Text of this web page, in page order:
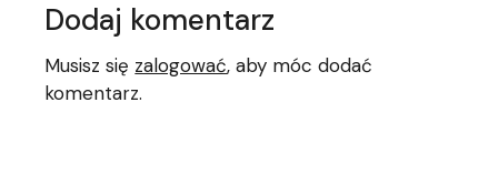
Dodaj komentarz
Musisz się zalogować, aby móc dodać
komentarz.